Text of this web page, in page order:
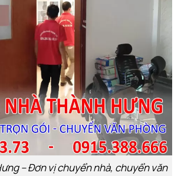
– Đơn vị chuyển nhà, chuyển văn